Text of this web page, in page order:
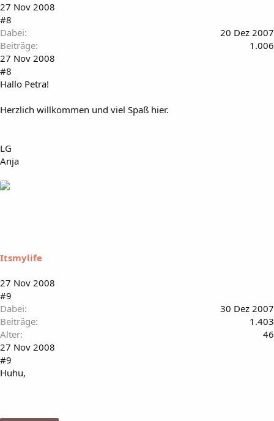
27 Nov 2008
#8
Dabei
20 Dez 2007
Beiträge
1.006
27 Nov 2008
#8
Hallo Petra!
Herzlich willkommen und viel Spaß hier.
LG
Anja
Itsmylife
27 Nov 2008
#9
Dabei
30 Dez 2007
Beiträge
1.403
Alter
46
27 Nov 2008
#9
Huhu,